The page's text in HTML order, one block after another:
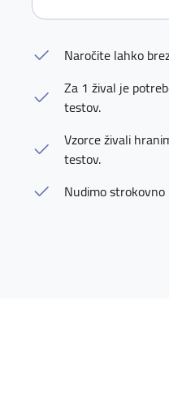
Naročite lahko
Za 1 žival je
testov.
Vzorce živali
testov.
Nudimo